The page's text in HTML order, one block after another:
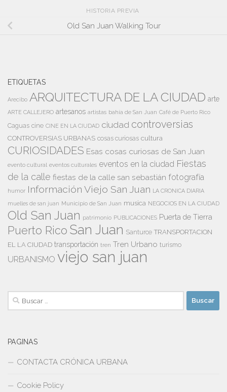
HISTORIA PREVIA
Old San Juan Walking Tour
ETIQUETAS
Arecibo ARQUITECTURA DE LA CIUDAD arte
ARTE CALLEJERO artesanos artistas bahía de San Juan Café de Puerto Rico
Caguas cine CINE EN LA CIUDAD ciudad controversias
CONTROVERSIAS URBANAS cosas curiosas cultura
CURIOSIDADES Esas cosas curiosas de San Juan
evento cultural eventos culturales eventos en la ciudad Fiestas
de la calle fiestas de la calle san sebastián fotografía
humor Información Viejo San Juan LA CRONICA DIARIA
muelles de san juan Municipio de San Juan musica NEGOCIOS EN LA CIUDAD
Old San Juan patrimonio PUBLICACIONES Puerta de Tierra
Puerto Rico San Juan Santurce TRANSPORTACION
EL LA CIUDAD transportación tren Tren Urbano turismo
URBANISMO viejo san juan
Buscar:
PAGINAS
CONTACTA CRÓNICA URBANA
Cookie Policy